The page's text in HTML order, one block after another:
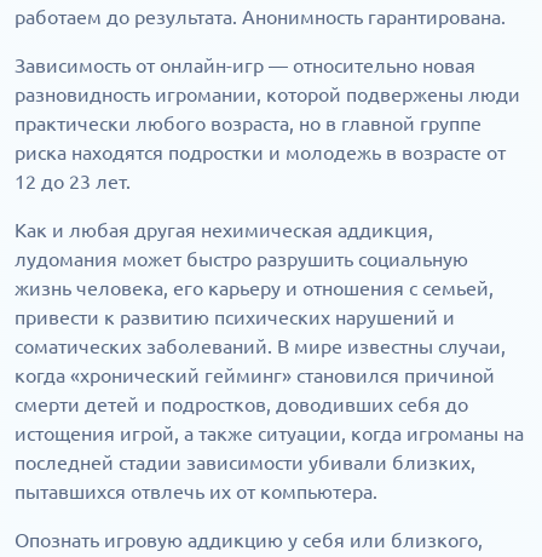
работаем до результата. Анонимность гарантирована.
Зависимость от онлайн-игр — относительно новая
разновидность игромании, которой подвержены люди
практически любого возраста, но в главной группе
риска находятся подростки и молодежь в возрасте от
12 до 23 лет.
Как и любая другая нехимическая аддикция,
лудомания может быстро разрушить социальную
жизнь человека, его карьеру и отношения с семьей,
привести к развитию психических нарушений и
соматических заболеваний. В мире известны случаи,
когда «хронический гейминг» становился причиной
смерти детей и подростков, доводивших себя до
истощения игрой, а также ситуации, когда игроманы на
последней стадии зависимости убивали близких,
пытавшихся отвлечь их от компьютера.
Опознать игровую аддикцию у себя или близкого,